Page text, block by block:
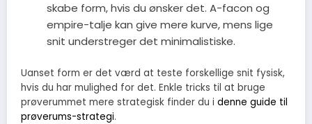
skabe form, hvis du ønsker det. A-facon og
empire-talje kan give mere kurve, mens lige
snit understreger det minimalistiske.
Uanset form er det værd at teste forskellige snit fysisk,
hvis du har mulighed for det. Enkle tricks til at bruge
prøverummet mere strategisk finder du i denne guide til
prøverums-strategi.